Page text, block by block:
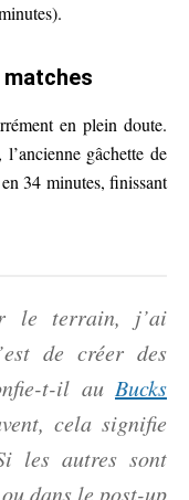
en plein doute.
gâchette de
34 minutes, finissant
le terrain, j’ai
de créer des
t-il au Bucks
cela signifie
les autres sont
dans le post-up